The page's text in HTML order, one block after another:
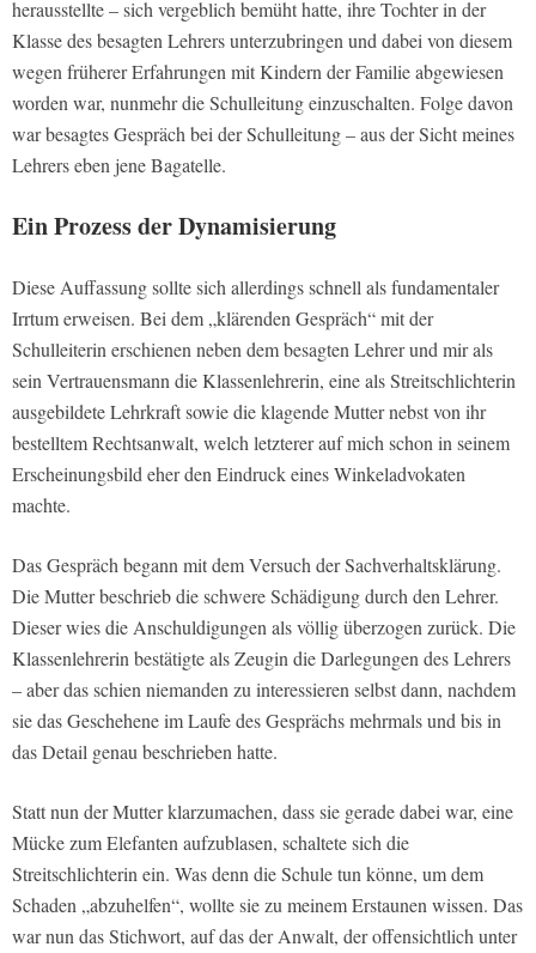
herausstellte – sich vergeblich bemüht hatte, ihre Tochter in der
Klasse des besagten Lehrers unterzubringen und dabei von diesem
wegen früherer Erfahrungen mit Kindern der Familie abgewiesen
worden war, nunmehr die Schulleitung einzuschalten. Folge davon
war besagtes Gespräch bei der Schulleitung – aus der Sicht meines
Lehrers eben jene Bagatelle.
Ein Prozess der Dynamisierung
Diese Auffassung sollte sich allerdings schnell als fundamentaler
Irrtum erweisen. Bei dem „klärenden Gespräch“ mit der
Schulleiterin erschienen neben dem besagten Lehrer und mir als
sein Vertrauensmann die Klassenlehrerin, eine als Streitschlichterin
ausgebildete Lehrkraft sowie die klagende Mutter nebst von ihr
bestelltem Rechtsanwalt, welch letzterer auf mich schon in seinem
Erscheinungsbild eher den Eindruck eines Winkeladvokaten
machte.
Das Gespräch begann mit dem Versuch der Sachverhaltsklärung.
Die Mutter beschrieb die schwere Schädigung durch den Lehrer.
Dieser wies die Anschuldigungen als völlig überzogen zurück. Die
Klassenlehrerin bestätigte als Zeugin die Darlegungen des Lehrers
– aber das schien niemanden zu interessieren selbst dann, nachdem
sie das Geschehene im Laufe des Gesprächs mehrmals und bis in
das Detail genau beschrieben hatte.
Statt nun der Mutter klarzumachen, dass sie gerade dabei war, eine
Mücke zum Elefanten aufzublasen, schaltete sich die
Streitschlichterin ein. Was denn die Schule tun könne, um dem
Schaden „abzuhelfen“, wollte sie zu meinem Erstaunen wissen. Das
war nun das Stichwort, auf das der Anwalt, der offensichtlich unter